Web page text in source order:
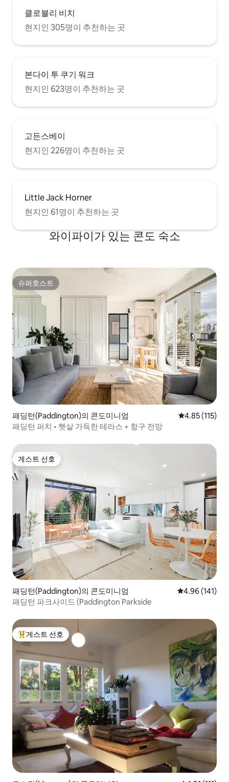
클로블리 비치
현지인 305명이 추천하는 곳
본다이 투 쿠기 워크
현지인 623명이 추천하는 곳
고든스베이
현지인 226명이 추천하는 곳
Little Jack Horner
현지인 61명이 추천하는 곳
와이파이가 있는 콘도 숙소
슈퍼호스트
슈퍼호스트
패딩턴(Paddington)의 콘도미니엄 평점 4.85점(5
4.85 (115)
패딩턴 퍼치 • 햇살 가득한 테라스 + 항구 전망
게스트 선호
게스트 선호
패딩턴(Paddington)의 콘도미니엄 평점 4.96점(5
4.96 (141)
패딩턴 파크사이드 (Paddington Parkside
상위 게스트 선호
게스트 선호